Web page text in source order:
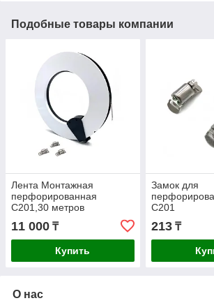
Подобные товары компании
Лента Монтажная
перфорированная
С201,30 метров
11 000 ₸
Купить
Замок для
С201
213₸
О нас